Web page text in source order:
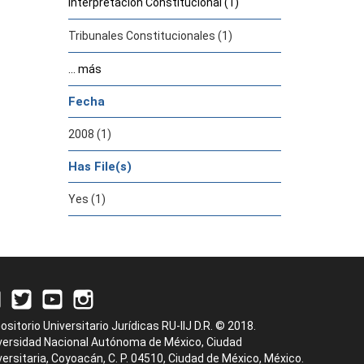
Tribunales Constitucionales (1)
... más
Fecha
2008 (1)
Has File(s)
Yes (1)
Universitario Jurídicas RU-IIJ D.R. © 2018.
Nacional Autónoma de México, Ciudad
Coyoacán, C. P. 04510, Ciudad de México, México.